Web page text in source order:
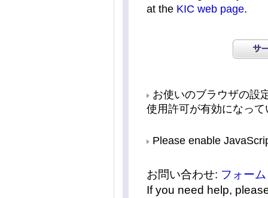
at the KIC web page.
お使いのブラウザの設
使用許可が有効になっ
Please enable
お問い合わせ: フォーム
If you need help,